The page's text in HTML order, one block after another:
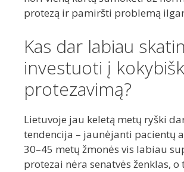
protezą ir pamiršti problemą
Kas dar labiau
investuoti į
protezavimą?
Lietuvoje jau keletą metų ryški
tendencija – jaunėjanti pacientų
30–45 metų žmonės vis labiau
protezai nėra senatvės ženklas, o